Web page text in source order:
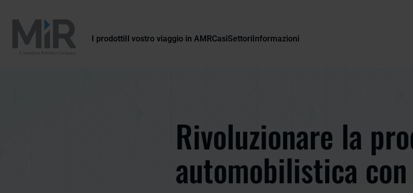
I prodottiIl vostro viaggio in AMRCasiSettoriInformazioni
Rivoluzionare la
automobilistica